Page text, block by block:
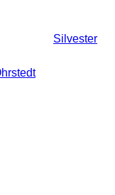
Silvester